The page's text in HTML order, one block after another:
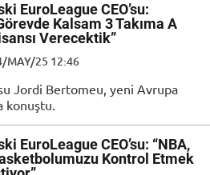
EuroLeague CEO’su:
Kalsam 3 Takıma A
Verecektik”
MAY/25 12:46
Jordi Bertomeu, yeni Avrupa
konuştu.
EuroLeague CEO’su: “NBA,
Kontrol Etmek